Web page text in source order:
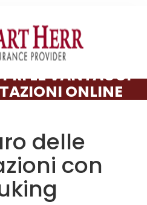
LE VANTAGGI
ONLINE
delle
con